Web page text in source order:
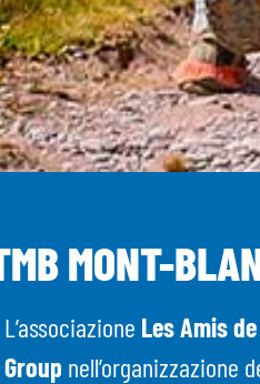
MONT-
L’associazione Les Amis
Group nell’organizzazione